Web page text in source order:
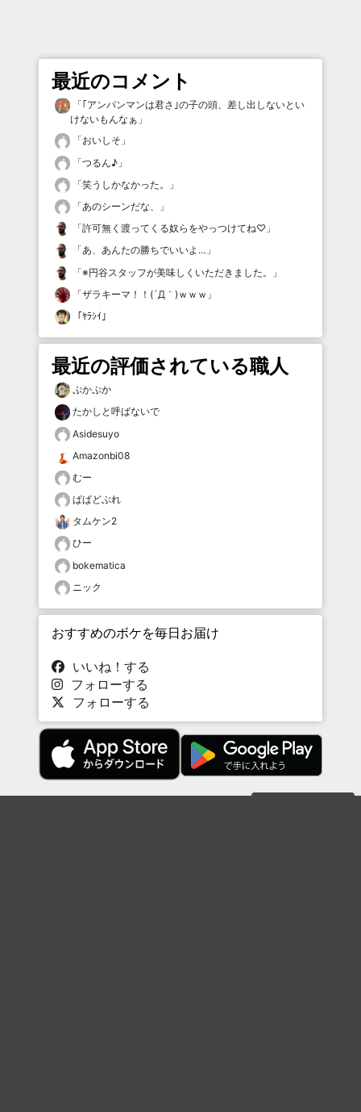
最近のコメント
「｢アンパンマンは君さ｣の子の頭、差し出しないとい
けないもんなぁ 」
「おいしそ 」
「つるん♪ 」
「笑うしかなかった。
」
「あのシーンだな、
」
「許可無く渡ってくる奴らをやっつけてね♡ 」
「あ、あんたの勝ちでいいよ… 」
「※円谷スタッフが美味しくいただきました。
」
「ザラキーマ！！(´Д｀)ｗｗｗ 」
「ﾔﾗｼｲ 」
最近の評価されている職人
ぷかぷか
たかしと呼ばないで
Asidesuyo
Amazonbi08
むー
ぱぱどぶれ
タムケン2
ひー
bokematica
ニック
おすすめのボケを毎日お届け
いいね！する
フォローする
フォローする